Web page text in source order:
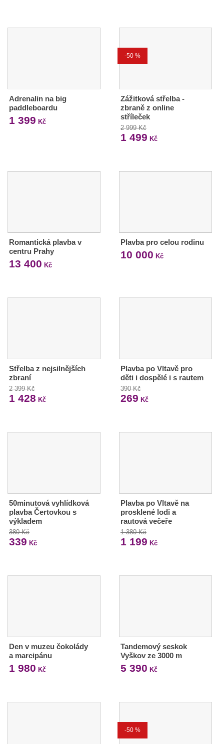
Adrenalin na big
paddleboardu
1 399 Kč
-50 %
Zážitková střelba -
zbraně z online
stříleček
2 999 Kč
1 499 Kč
Romantická plavba v
centru Prahy
13 400 Kč
Plavba pro celou rodinu
10 000 Kč
Střelba z nejsilnějších
zbraní
2 399 Kč
1 428 Kč
Plavba po Vltavě pro
děti i dospělé i s rautem
390 Kč
269 Kč
50minutová vyhlídková
plavba Čertovkou s
výkladem
380 Kč
339 Kč
Plavba po Vltavě na
prosklené lodi a
rautová večeře
1 380 Kč
1 199 Kč
Den v muzeu čokolády
a marcipánu
1 980 Kč
Tandemový seskok
Vyškov ze 3000 m
5 390 Kč
-50 %